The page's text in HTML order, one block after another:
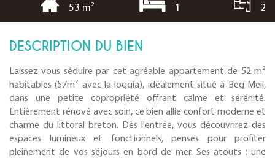
53 m² 1 2
DESCRIPTION DU BIEN
Laissez vous séduire par cet agréable appartement de 52 m²
habitables (57m² avec la loggia), idéalement situé à Beg Meil,
dans une petite copropriété offrant calme et sérénité.
Entièrement rénové avec soin, ce bien allie confort moderne et
charme du littoral breton. Dès l'entrée, vous découvrirez des
espaces lumineux et fonctionnels, pensés pour profiter
pleinement de vos séjours en bord de mer. Ses atouts : une